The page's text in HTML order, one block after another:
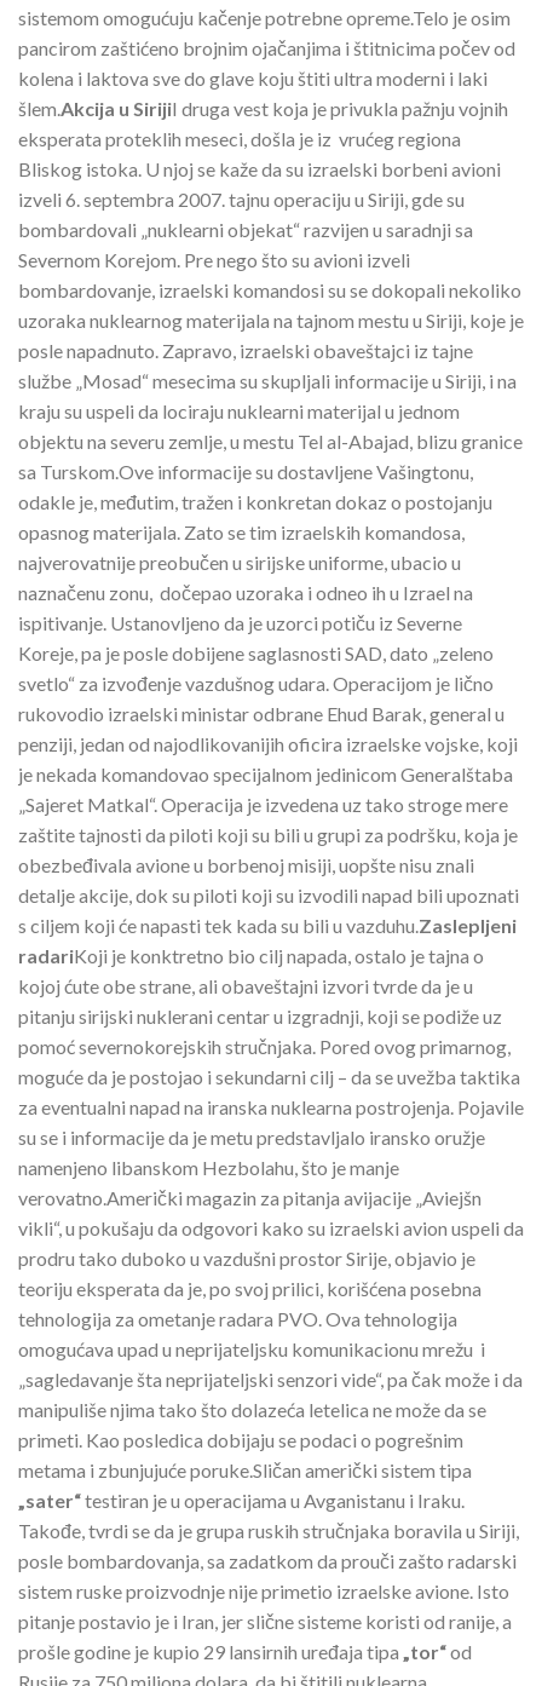
sistemom omogućuju kačenje potrebne opreme.Telo je osim
pancirom zaštićeno brojnim ojačanjima i štitnicima počev od
kolena i laktova sve do glave koju štiti ultra moderni i laki
šlem. Akcija u SirijiI druga vest koja je privukla pažnju vojnih
eksperata proteklih meseci, došla je iz vrućeg regiona
Bliskog istoka. U njoj se kaže da su izraelski borbeni avioni
izveli 6. septembra 2007. tajnu operaciju u Siriji, gde su
bombardovali „nuklearni objekat“ razvijen u saradnji sa
Severnom Korejom. Pre nego što su avioni izveli
bombardovanje, izraelski komandosi su se dokopali nekoliko
uzoraka nuklearnog materijala na tajnom mestu u Siriji, koje je
posle napadnuto. Zapravo, izraelski obaveštajci iz tajne
službe „Mosad“ mesecima su skupljali informacije u Siriji, i na
kraju su uspeli da lociraju nuklearni materijal u jednom
objektu na severu zemlje, u mestu Tel al-Abajad, blizu granice
sa Turskom.Ove informacije su dostavljene Vašingtonu,
odakle je, međutim, tražen i konkretan dokaz o postojanju
opasnog materijala. Zato se tim izraelskih komandosa,
najverovatnije preobučen u sirijske uniforme, ubacio u
naznačenu zonu, dočepao uzoraka i odneo ih u Izrael na
ispitivanje. Ustanovljeno da je uzorci potiču iz Severne
Koreje, pa je posle dobijene saglasnosti SAD, dato „zeleno
svetlo“ za izvođenje vazdušnog udara. Operacijom je lično
rukovodio izraelski ministar odbrane Ehud Barak, general u
penziji, jedan od najodlikovanijih oficira izraelske vojske, koji
je nekada komandovao specijalnom jedinicom Generalštaba
„Sajeret Matkal“. Operacija je izvedena uz tako stroge mere
zaštite tajnosti da piloti koji su bili u grupi za podršku, koja je
obezbeđivala avione u borbenoj misiji, uopšte nisu znali
detalje akcije, dok su piloti koji su izvodili napad bili upoznati
s ciljem koji će napasti tek kada su bili u vazduhu. Zaslepljeni
radariKoji je konktretno bio cilj napada, ostalo je tajna o
kojoj ćute obe strane, ali obaveštajni izvori tvrde da je u
pitanju sirijski nuklerani centar u izgradnji, koji se podiže uz
pomoć severnokorejskih stručnjaka. Pored ovog primarnog,
moguće da je postojao i sekundarni cilj – da se uvežba taktika
za eventualni napad na iranska nuklearna postrojenja. Pojavile
su se i informacije da je metu predstavljalo iransko oružje
namenjeno libanskom Hezbolahu, što je manje
verovatno.Američki magazin za pitanja avijacije „Aviejšn
vikli“, u pokušaju da odgovori kako su izraelski avion uspeli da
prodru tako duboko u vazdušni prostor Sirije, objavio je
teoriju eksperata da je, po svoj prilici, korišćena posebna
tehnologija za ometanje radara PVO. Ova tehnologija
omogućava upad u neprijateljsku komunikacionu mrežu i
„sagledavanje šta neprijateljski senzori vide“, pa čak može i da
manipuliše njima tako što dolazeća letelica ne može da se
primeti. Kao posledica dobijaju se podaci o pogrešnim
metama i zbunjujuće poruke.Sličan američki sistem tipa
„sater“testiran je u operacijama u Avganistanu i Iraku.
Takođe, tvrdi se da je grupa ruskih stručnjaka boravila u Siriji,
posle bombardovanja, sa zadatkom da prouči zašto radarski
sistem ruske proizvodnje nije primetio izraelske avione. Isto
pitanje postavio je i Iran, jer slične sisteme koristi od ranije, a
prošle godine je kupio 29 lansirnih uređaja tipa „tor“od
Rusije za 750 miliona dolara, da bi štitili nuklearna